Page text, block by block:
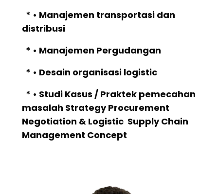
* • Manajemen transportasi dan
distribusi
* • Manajemen Pergudangan
* • Desain organisasi logistic
* • Studi Kasus / Praktek pemecahan
masalah Strategy Procurement
Negotiation & Logistic Supply Chain
Management Concept